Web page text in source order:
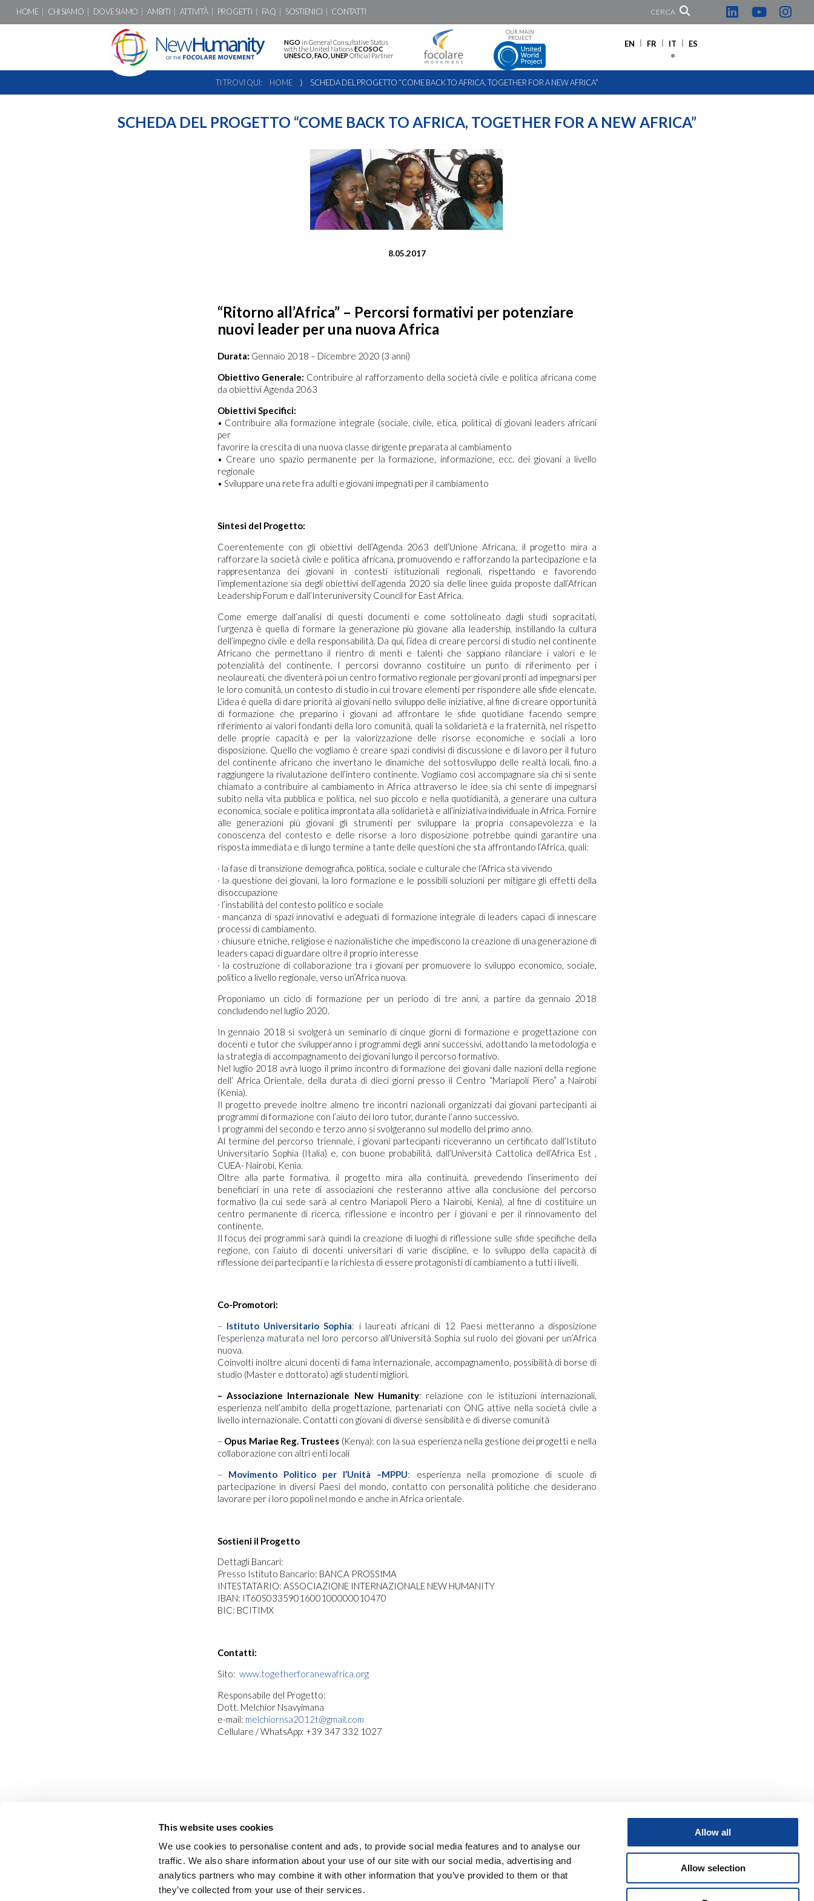
This website uses cookies
We use cookies to personalise content and ads, to provide social media features and to analyse our
traffic. We also share information about your use of our site with our social media, advertising and
analytics partners who may combine it with other information that you’ve provided to them or that
they’ve collected from your use of their services.
Allow all
Allow selection
HOME CHI SIAMO DOVE SIAMO AMBITI ATTIVITÀ PROGETTI FAQ SOSTIENICI CONTATTI CERCA
NGO in General Consultative Status
with the United NationsECOSOC
UNESCO, FAO, UNEP Official Partner
OUR MAIN
PROJECT
EN FR IT ES
TI TROVI QUI: HOME ⟩ SCHEDA DEL PROGETTO “COME BACK TO AFRICA, TOGETHER FOR A NEW AFRICA”
SCHEDA DEL PROGETTO “COME BACK TO AFRICA, TOGETHER FOR A NEW AFRICA”
8.05.2017
“Ritorno all’Africa” – Percorsi formativi per potenziare
nuovi leader per una nuova Africa
Durata: Gennaio 2018 – Dicembre 2020 (3 anni)
Obiettivo Generale: Contribuire al rafforzamento della società civile e politica africana come
da obiettivi Agenda 2063
Obiettivi Specifici:
• Contribuire alla formazione integrale (sociale, civile, etica, politica) di giovani leaders africani
per
favorire la crescita di una nuova classe dirigente preparata al cambiamento
• Creare uno spazio permanente per la formazione, informazione, ecc. dei giovani a livello
regionale
• Sviluppare una rete fra adulti e giovani impegnati per il cambiamento
Sintesi del Progetto:
Coerentemente con gli obiettivi dell’Agenda 2063 dell’Unione Africana, il progetto mira a
rafforzare la società civile e politica africana, promuovendo e rafforzando la partecipazione e la
rappresentanza dei giovani in contesti istituzionali regionali, rispettando e favorendo
l’implementazione sia degli obiettivi dell’agenda 2020 sia delle linee guida proposte dall’African
Leadership Forum e dall’Interuniversity Council for East Africa.
Come emerge dall’analisi di questi documenti e come sottolineato dagli studi sopracitati,
l’urgenza è quella di formare la generazione più giovane alla leadership, instillando la cultura
dell’impegno civile e della responsabilità. Da qui, l’idea di creare percorsi di studio nel continente
Africano che permettano il rientro di menti e talenti che sappiano rilanciare i valori e le
potenzialità del continente. I percorsi dovranno costituire un punto di riferimento per i
neolaureati, che diventerà poi un centro formativo regionale per giovani pronti ad impegnarsi per
le loro comunità, un contesto di studio in cui trovare elementi per rispondere alle sfide elencate.
L’idea è quella di dare priorità ai giovani nello sviluppo delle iniziative, al fine di creare opportunità
di formazione che preparino i giovani ad affrontare le sfide quotidiane facendo sempre
riferimento ai valori fondanti della loro comunità, quali la solidarietà e la fraternità, nel rispetto
delle proprie capacità e per la valorizzazione delle risorse economiche e sociali a loro
disposizione. Quello che vogliamo è creare spazi condivisi di discussione e di lavoro per il futuro
del continente africano che invertano le dinamiche del sottosviluppo delle realtà locali, fino a
raggiungere la rivalutazione dell’intero continente. Vogliamo così accompagnare sia chi si sente
chiamato a contribuire al cambiamento in Africa attraverso le idee sia chi sente di impegnarsi
subito nella vita pubblica e politica, nel suo piccolo e nella quotidianità, a generare una cultura
economica, sociale e politica improntata alla solidarietà e all’iniziativa individuale in Africa. Fornire
alle generazioni più giovani gli strumenti per sviluppare la propria consapevolezza e la
conoscenza del contesto e delle risorse a loro disposizione potrebbe quindi garantire una
risposta immediata e di lungo termine a tante delle questioni che sta affrontando l’Africa, quali:
· la fase di transizione demografica, politica, sociale e culturale che l’Africa sta vivendo
· la questione dei giovani, la loro formazione e le possibili soluzioni per mitigare gli effetti della
disoccupazione
· l’instabilità del contesto politico e sociale
· mancanza di spazi innovativi e adeguati di formazione integrale di leaders capaci di innescare
processi di cambiamento.
· chiusure etniche, religiose e nazionalistiche che impediscono la creazione di una generazione di
leaders capaci di guardare oltre il proprio interesse
· la costruzione di collaborazione tra i giovani per promuovere lo sviluppo economico, sociale,
politico a livello regionale, verso un’Africa nuova.
Proponiamo un ciclo di formazione per un periodo di tre anni, a partire da gennaio 2018
concludendo nel luglio 2020.
In gennaio 2018 si svolgerà un seminario di cinque giorni di formazione e progettazione con
docenti e tutor che svilupperanno i programmi degli anni successivi, adottando la metodologia e
la strategia di accompagnamento dei giovani lungo il percorso formativo.
Nel luglio 2018 avrà luogo il primo incontro di formazione dei giovani dalle nazioni della regione
dell’ Africa Orientale, della durata di dieci giorni presso il Centro “Mariapoli Piero” a Nairobi
(Kenia).
Il progetto prevede inoltre almeno tre incontri nazionali organizzati dai giovani partecipanti ai
programmi di formazione con l’aiuto dei loro tutor, durante l’anno successivo.
I programmi del secondo e terzo anno si svolgeranno sul modello del primo anno.
Al termine del percorso triennale, i giovani partecipanti riceveranno un certificato dall’Istituto
Universitario Sophia (Italia) e, con buone probabilità, dall’Università Cattolica dell’Africa Est ,
CUEA- Nairobi, Kenia.
Oltre alla parte formativa, il progetto mira alla continuità, prevedendo l’inserimento dei
beneficiari in una rete di associazioni che resteranno attive alla conclusione del percorso
formativo (la cui sede sarà al centro Mariapoli Piero a Nairobi, Kenia), al fine di costituire un
centro permanente di ricerca, riflessione e incontro per i giovani e per il rinnovamento del
continente.
Il focus dei programmi sarà quindi la creazione di luoghi di riflessione sulle sfide specifiche della
regione, con l’aiuto di docenti universitari di varie discipline, e lo sviluppo della capacità di
riflessione dei partecipanti e la richiesta di essere protagonisti di cambiamento a tutti i livelli.
Co-Promotori:
– Istituto Universitario Sophia: i laureati africani di 12 Paesi metteranno a disposizione
l’esperienza maturata nel loro percorso all’Università Sophia sul ruolo dei giovani per un’Africa
nuova.
Coinvolti inoltre alcuni docenti di fama internazionale, accompagnamento, possibilità di borse di
studio (Master e dottorato) agli studenti migliori.
– Associazione Internazionale New Humanity: relazione con le istituzioni internazionali,
esperienza nell’ambito della progettazione, partenariati con ONG attive nella società civile a
livello internazionale. Contatti con giovani di diverse sensibilità e di diverse comunità
– Opus Mariae Reg. Trustees (Kenya): con la sua esperienza nella gestione dei progetti e nella
collaborazione con altri enti locali
– Movimento Politico per l’Unità –MPPU: esperienza nella promozione di scuole di
partecipazione in diversi Paesi del mondo, contatto con personalità politiche che desiderano
lavorare per i loro popoli nel mondo e anche in Africa orientale.
Sostieni il Progetto
Dettagli Bancari:
Presso Istituto Bancario: BANCA PROSSIMA
INTESTATARIO: ASSOCIAZIONE INTERNAZIONALE NEW HUMANITY
IBAN: IT60S0335901600100000010470
BIC: BCITIMX
Contatti:
Sito: www.togetherforanewafrica.org
Responsabile del Progetto:
Dott. Melchior Nsavyimana
e-mail: melchiornsa2012t@gmail.com
Cellulare / WhatsApp: +39 347 332 1027